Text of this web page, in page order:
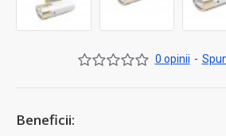
Beneficii:
0 opinii -